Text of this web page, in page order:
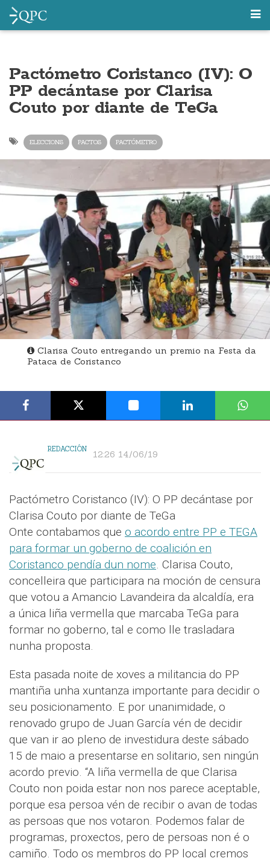
Pactómetro Coristanco (IV): O
PP decántase por Clarisa
Couto por diante de TeGa
ELECCIONS PACTOS PACTÓMETRO
Clarisa Couto entregando un premio na Festa da
Pataca de Coristanco
REDACCIÓN 12:26 14/06/19
Pactómetro Coristanco (IV): O PP decántase por
Clarisa Couto por diante de TeGa
Onte contabamos que o acordo entre PP e TEGA
para formar un goberno de coalición en
Coristanco pendía dun nome. Clarisa Couto,
concelleira que participara na moción de censura
que votou a Amancio Lavandeira da alcaldía, era
a única liña vermella que marcaba TeGa para
formar no goberno, tal e como lle trasladara
nunha proposta.
Esta pasada noite de xoves a militancia do PP
mantiña unha xuntanza importante para decidir o
seu posicionamento. E por unanimidade, o
renovado grupo de Juan García vén de decidir
que van ir ao pleno de investidura deste sábado
15 de maio a presentarse en solitario, sen ningún
acordo previo. “A liña vermella de que Clarisa
Couto non poida estar non nos parece aceptable,
porque esa persoa vén de recibir o avan de todas
as persoas que nos votaron. Podemos falar de
programas, proxectos, pero de persoas non é o
camiño. Todo os membros do PP local cremos